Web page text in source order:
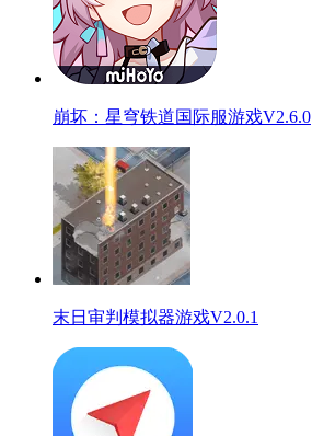
崩坏：星穹铁道国际服游戏V2.6.0
末日审判模拟器游戏V2.0.1